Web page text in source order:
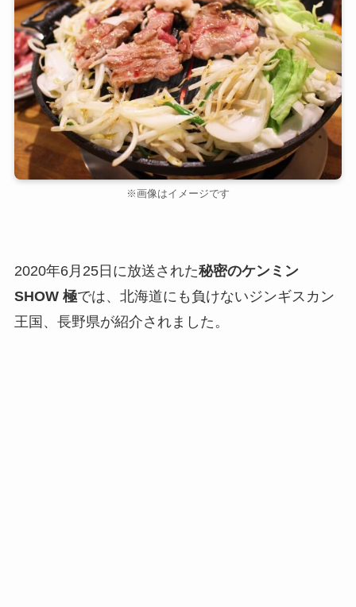
※画像はイメージです
2020年6月25日に放送された秘密のケンミン
SHOW 極では、北海道にも負けないジンギスカン
王国、長野県が紹介されました。